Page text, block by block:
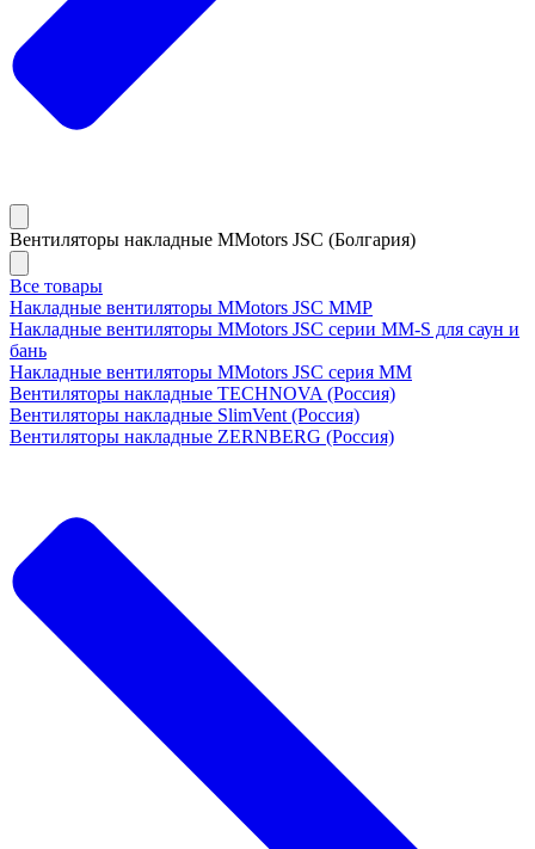
Вентиляторы накладные MMotors JSC (Болгария)
Все товары
Накладные вентиляторы MMotors JSC MMP
Накладные вентиляторы MMotors JSC серии MM-S для саун и
бань
Накладные вентиляторы MMotors JSC серия МM
Вентиляторы накладные TECHNOVA (Россия)
Вентиляторы накладные SlimVent (Россия)
Вентиляторы накладные ZERNBERG (Россия)